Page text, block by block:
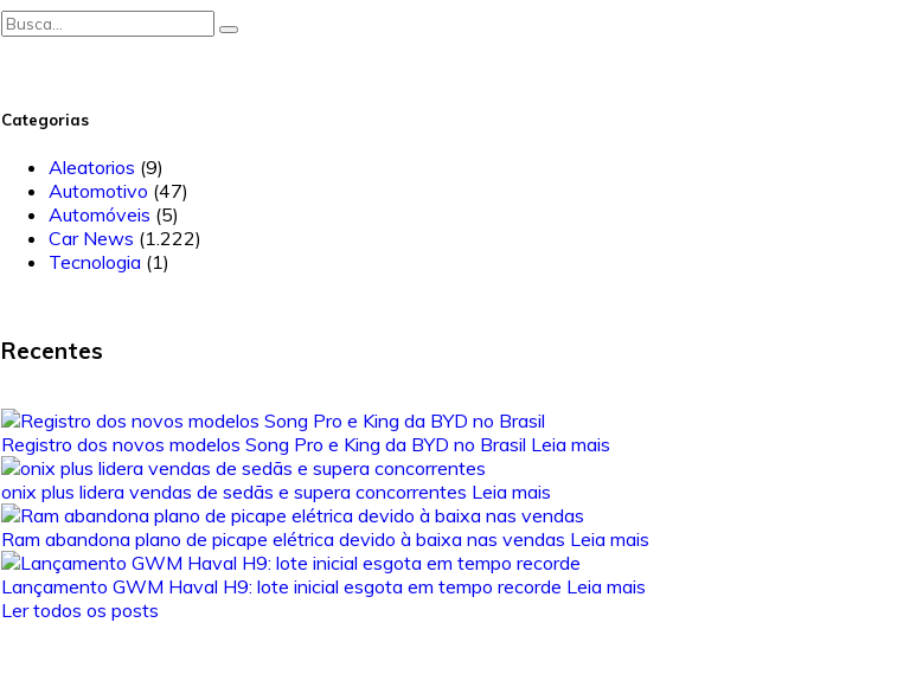
Categorias
Aleatorios (9)
Automotivo (47)
Automóveis (5)
Car News (1.222)
Tecnologia (1)
Recentes
Registro dos novos modelos Song Pro e King da BYD no Brasil Leia mais
onix plus lidera vendas de sedãs e supera concorrentes Leia mais
Ram abandona plano de picape elétrica devido à baixa nas vendas Leia mais
Lançamento GWM Haval H9: lote inicial esgota em tempo recorde Leia mais
Ler todos os posts